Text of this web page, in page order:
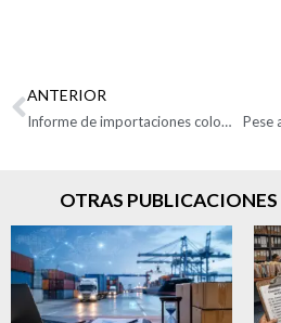
ANTERIOR
Informe de importaciones colombianas de enero a mayo
OTRAS